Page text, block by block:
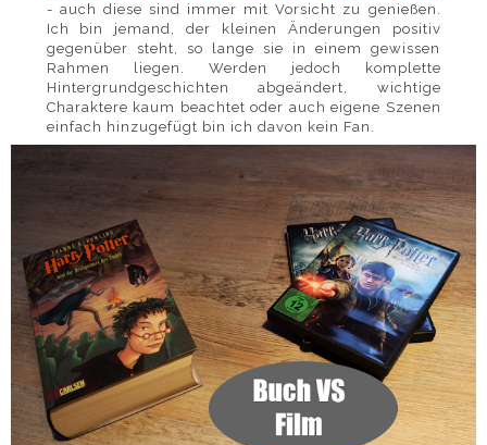
- auch diese sind immer mit Vorsicht zu genießen.
Ich bin jemand, der kleinen Änderungen positiv
gegenüber steht, so lange sie in einem gewissen
Rahmen liegen. Werden jedoch komplette
Hintergrundgeschichten abgeändert, wichtige
Charaktere kaum beachtet oder auch eigene Szenen
einfach hinzugefügt bin ich davon kein Fan.